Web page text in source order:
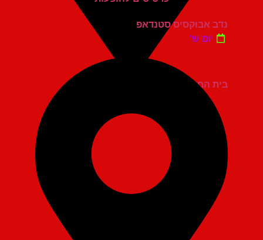
בית החייל תל אביב
נדב אבוקסיס סטנדאפ
יום ש'